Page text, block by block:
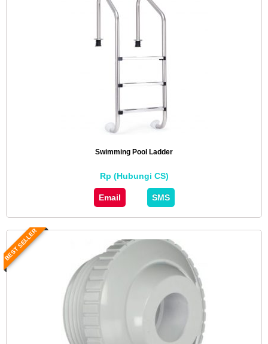
Swimming Pool Ladder
Rp (Hubungi CS)
Email SMS
BEST SELLER